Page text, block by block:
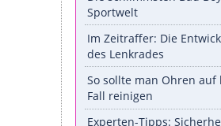
von
und einen